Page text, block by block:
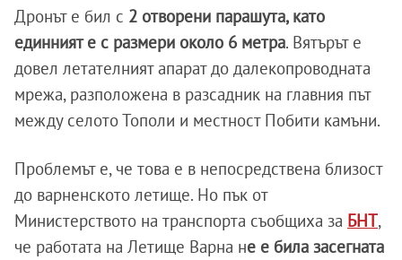
Дронът е бил с 2 отворени парашута, като
единният е с размери около 6 метра. Вятърът е
довел летателният апарат до далекопроводната
мрежа, разположена в разсадник на главния път
между селото Тополи и местност Побити камъни.
Проблемът е, че това е в непосредствена близост
до варненското летище. Но пък от
Министерството на транспорта съобщиха за БНТ,
че работата на Летище Варна не е била засегната